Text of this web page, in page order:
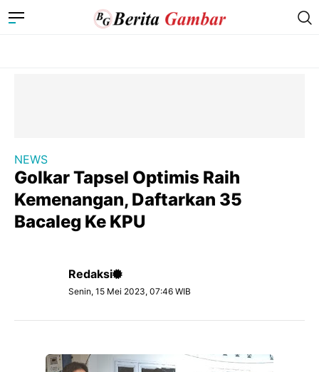
NEWS
Golkar Tapsel Optimis Raih
Kemenangan, Daftarkan 35
Bacaleg Ke KPU
Redaksi
Senin, 15 Mei 2023, 07:46 WIB